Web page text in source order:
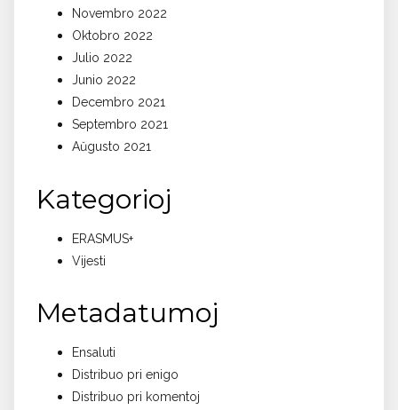
Novembro 2022
Oktobro 2022
Julio 2022
Junio 2022
Decembro 2021
Septembro 2021
Aŭgusto 2021
Kategorioj
ERASMUS+
Vijesti
Metadatumoj
Ensaluti
Distribuo pri enigo
Distribuo pri komentoj